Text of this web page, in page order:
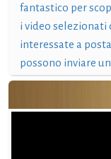
fantastico per
i video selezionati
interessate a
possono inviare